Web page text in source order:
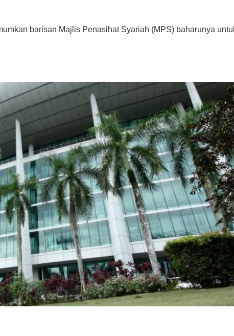
barisan Majlis Penasihat Syariah (MPS) baharunya